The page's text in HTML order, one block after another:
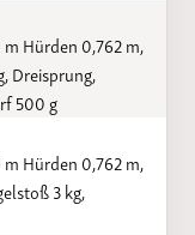
Hürden 0,762 m,
Dreisprung,
500 g
Hürden 0,762 m,
3 kg,